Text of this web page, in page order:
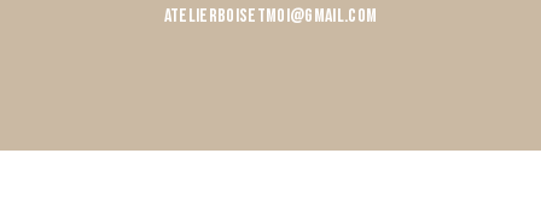
atelierboisetmoi@gmail.com